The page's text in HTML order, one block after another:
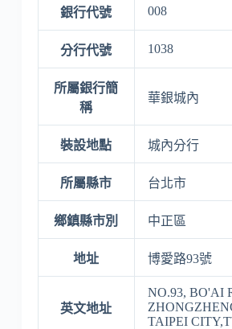
銀行代號 008
分行代號 1038
所屬銀行簡
稱
華銀城內
裝設地點 城內分行
所屬縣市 台北市
鄉鎮縣市別 中正區
地址 博愛路93號
英文地址
NO.93, BO'AI
TAIPEI